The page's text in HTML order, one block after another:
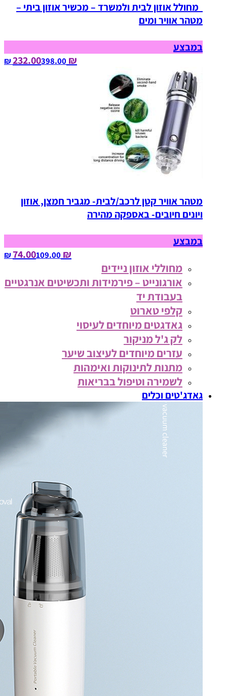
מחולל אוזון לבית ולמשרד – מכשיר אוזון ביתי –
מטהר אוויר ומים
במבצע
₪ 232.00
398.00‏ ₪
מטהר אוויר קטן לרכב/לבית- מגביר חמצן, אוזון
ויונים חיובים- באספקה מהירה
במבצע
₪ 74.00
109.00‏ ₪
מחוללי אוזון ניידים
אורגונייט – פירמידות ותכשיטים אנרגטיים
בעבודת יד
קלפי טארוט
גאדגטים מיוחדים לעיסוי
לק ג'ל מניקור
עזרים מיוחדים לעיצוב שיער
מתנות לתינוקות ואימהות
לשמירה וטיפול בבריאות
גאדג'טים וכלים